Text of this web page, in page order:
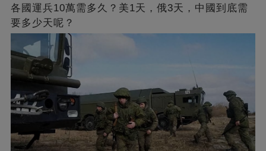
各國運兵10萬需多久？美1天，俄3天，中國到底需
要多少天呢？